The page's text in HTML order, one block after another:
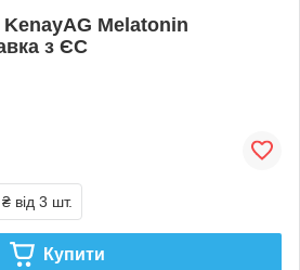
KenayAG Melatonin
з ЄС
від 3 шт.
Купити